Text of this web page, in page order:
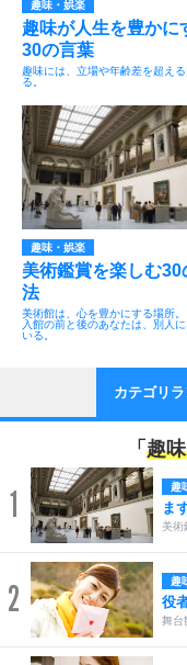
趣味・娯楽
趣味が人生を豊かに
30の言葉
趣味には、立場や年齢差を超え
る。
趣味・娯楽
美術鑑賞を楽しむ30
法
美術館は、心を豊かにする場所。
入館の前と後のあなたは、別人
いる。
カテゴリ
「 趣
1 趣
ま
美術
2 趣
役
舞台